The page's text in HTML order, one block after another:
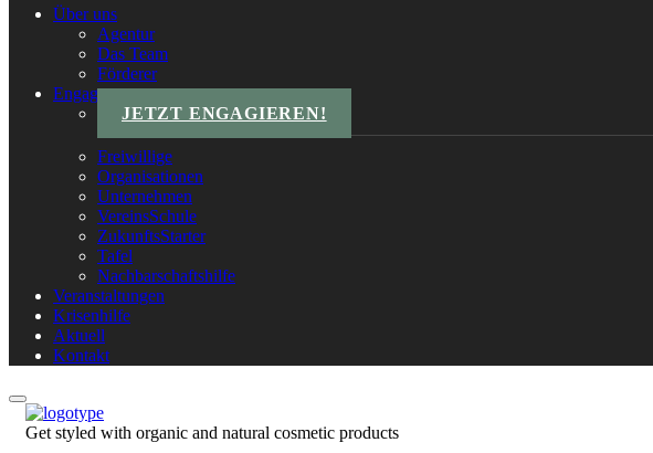
Über uns
Agentur
Das Team
Förderer
Engagements
JETZT ENGAGIEREN!
Freiwillige
Organisationen
Unternehmen
VereinsSchule
ZukunftsStarter
Tafel
Nachbarschaftshilfe
Veranstaltungen
Krisenhilfe
Aktuell
Kontakt
Get styled with organic and natural cosmetic products